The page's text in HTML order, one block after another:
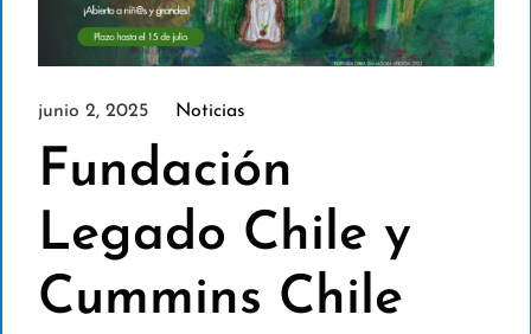
junio 2, 2025 Noticias
Fundación
Legado Chile y
Cummins Chile